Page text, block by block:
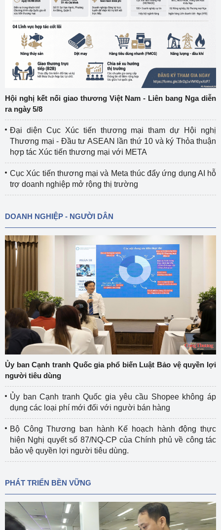
Hội nghị kết nối giao thương Việt Nam - Liên bang Nga diễn
ra ngày 5/8
Đại diện Cục Xúc tiến thương mại tham dự Hội nghị
Thương mại - Đầu tư ASEAN lần thứ 10 và ký Thỏa thuận
hợp tác Xúc tiến thương mại với META
Cục Xúc tiến thương mại và Meta thúc đẩy ứng dụng AI hỗ
trợ doanh nghiệp mở rộng thị trường
DOANH NGHIỆP - NGƯỜI DÂN
Ủy ban Cạnh tranh Quốc gia phổ biến Luật Bảo vệ quyền lợi
người tiêu dùng
Ủy ban Cạnh tranh Quốc gia yêu cầu Shopee không áp
dụng các loại phí mới đối với người bán hàng
Bộ Công Thương ban hành Kế hoạch hành động thực
hiện Nghị quyết số 87/NQ-CP của Chính phủ về công tác
bảo vệ quyền lợi người tiêu dùng.
PHÁT TRIỂN BỀN VỮNG